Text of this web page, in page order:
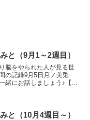
と（9月1～2週目）
脳をやられた人が見る世
の記録9月5日月ノ美兎
緒にお話しましょう♪【雑
割を果た...
と（10月4週目～）